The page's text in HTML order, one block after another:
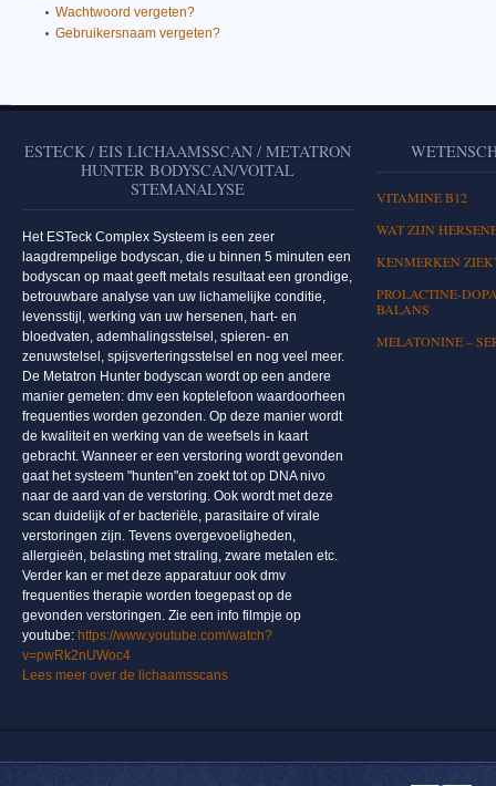
Wachtwoord vergeten?
Gebruikersnaam vergeten?
ESTECK / EIS LICHAAMSSCAN / METATRON
HUNTER BODYSCAN/VOITAL
STEMANALYSE
Het ESTeck Complex Systeem is een zeer
laagdrempelige bodyscan, die u binnen 5 minuten een
bodyscan op maat geeft metals resultaat een grondige,
betrouwbare analyse van uw lichamelijke conditie,
levensstijl, werking van uw hersenen, hart- en
bloedvaten, ademhalingsstelsel, spieren- en
zenuwstelsel, spijsverteringsstelsel en nog veel meer.
De Metatron Hunter bodyscan wordt op een andere
manier gemeten: dmv een koptelefoon waardoorheen
frequenties worden gezonden. Op deze manier wordt
de kwaliteit en werking van de weefsels in kaart
gebracht. Wanneer er een verstoring wordt gevonden
gaat het systeem "hunten"en zoekt tot op DNA nivo
naar de aard van de verstoring. Ook wordt met deze
scan duidelijk of er bacteriële, parasitaire of virale
verstoringen zijn. Tevens overgevoeligheden,
allergieën, belasting met straling, zware metalen etc.
Verder kan er met deze apparatuur ook dmv
frequenties therapie worden toegepast op de
gevonden verstoringen. Zie een info filmpje op
youtube: https://www.youtube.com/watch?
v=pwRk2nUWoc4
Lees meer over de lichaamsscans
VITAMINE B12
WAT ZIJN
KENMERKEN
PROLACTINE-
BALANS
MELATONINE –